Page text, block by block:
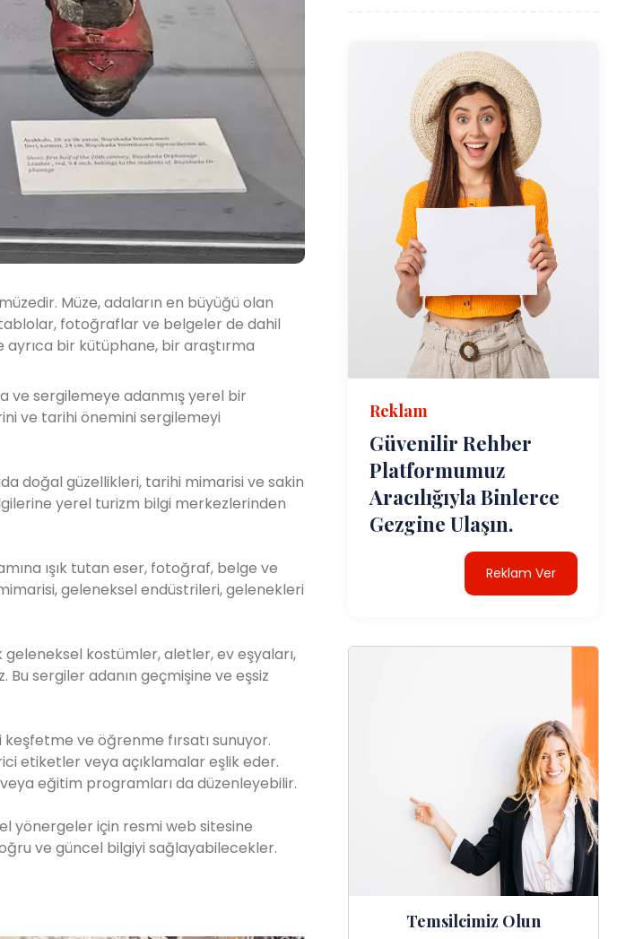
Müze, adaların en büyüğü olan
tablolar, fotoğraflar ve belgeler de dahil
bir kütüphane, bir araştırma
ve sergilemeye adanmış yerel bir
ve tarihi önemini sergilemeyi
doğal güzellikleri, tarihi mimarisi ve sakin
yerel turizm bilgi merkezlerinden
ışık tutan eser, fotoğraf, belge ve
geleneksel endüstrileri, gelenekleri
kostümler, aletler, ev eşyaları,
sergiler adanın geçmişine ve eşsiz
ve öğrenme fırsatı sunuyor.
etiketler veya açıklamalar eşlik eder.
eğitim programları da düzenleyebilir.
yönergeler için resmi web sitesine
ve güncel bilgiyi sağlayabilecekler.
Reklam
Güvenilir Rehber
Platformumuz
Aracılığıyla Binlerce
Gezgine Ulaşın.
Reklam Ver
Temsilcimiz Olun